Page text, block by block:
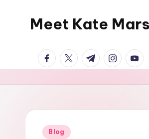
Meet Kate
personal
to
global:
spectrum
facebook.com
twitter.com
t.me
Posted
Blog